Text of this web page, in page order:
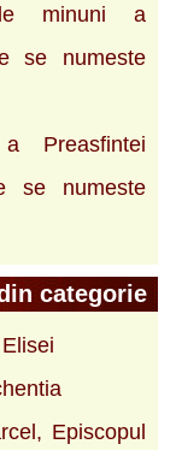
minuni a
se numeste
Preasfintei
se numeste
categorie
Episcopul